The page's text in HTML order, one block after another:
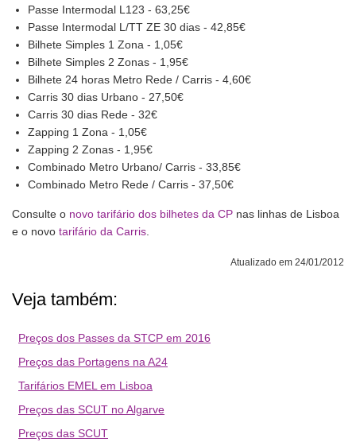
Passe Intermodal L123 - 63,25€
Passe Intermodal L/TT ZE 30 dias - 42,85€
Bilhete Simples 1 Zona - 1,05€
Bilhete Simples 2 Zonas - 1,95€
Bilhete 24 horas Metro Rede / Carris - 4,60€
Carris 30 dias Urbano - 27,50€
Carris 30 dias Rede - 32€
Zapping 1 Zona - 1,05€
Zapping 2 Zonas - 1,95€
Combinado Metro Urbano/ Carris - 33,85€
Combinado Metro Rede / Carris - 37,50€
Consulte o novo tarifário dos bilhetes da CP nas linhas de Lisboa
e o novo tarifário da Carris
Atualizado em 24/01/2012
Veja também:
Preços dos Passes da STCP em 2016
Preços das Portagens na A24
Tarifários EMEL em Lisboa
Preços das SCUT no Algarve
Preços das SCUT